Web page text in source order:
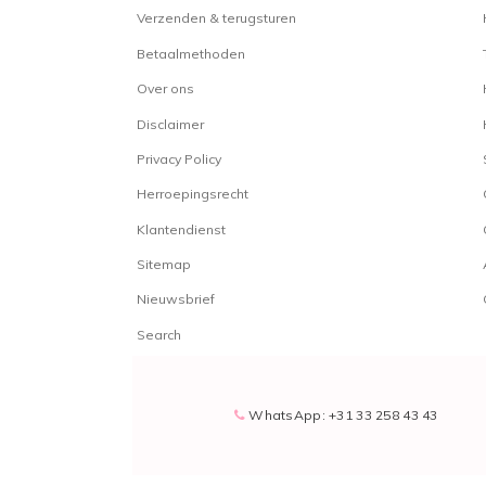
Verzenden & terugsturen
Betaalmethoden
Over ons
Disclaimer
Privacy Policy
Herroepingsrecht
Klantendienst
Sitemap
Nieuwsbrief
Search
WhatsApp: +31 33 258 43 43